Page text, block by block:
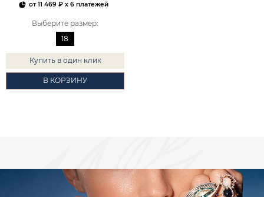
от11 469 ₽ x 6 платежей
Выберите размер:
18
Купить в один клик
В КОРЗИНУ